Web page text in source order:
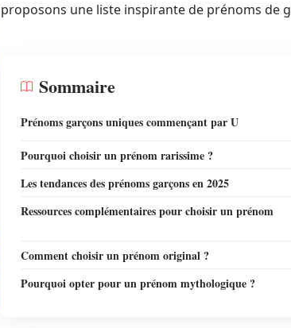
proposons une liste inspirante de prénoms de
Sommaire
Prénoms garçons uniques commençant par U
Pourquoi choisir un prénom rarissime ?
Les tendances des prénoms garçons en 2025
Ressources complémentaires pour choisir un prénom
Comment choisir un prénom original ?
Pourquoi opter pour un prénom mythologique ?